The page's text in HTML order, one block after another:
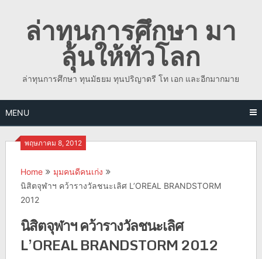
contentล่าทุนการศึกษา มา
ลุ้นให้ทั่วโลก
ล่าทุนการศึกษา ทุนมัธยม ทุนปริญาตรี โท เอก และอีกมากมาย
MENU
พฤษภาคม 8, 2012
Home
มุมคนดีคนเก่ง
นิสิตจุฬาฯ คว้ารางวัลชนะเลิศ L’OREAL BRANDSTORM
2012
นิสิตจุฬาฯ คว้ารางวัลชนะเลิศ
L’OREAL BRANDSTORM 2012